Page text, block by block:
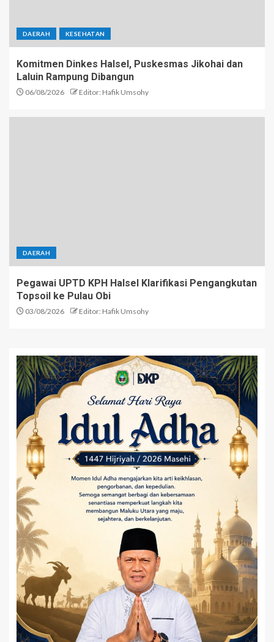
DAERAH KESEHATAN
Komitmen Dinkes Halsel, Puskesmas Jikohai dan
Laluin Rampung Dibangun
06/08/2026 Editor: Hafik Umsohy
DAERAH
Pegawai UPTD KPH Halsel Klarifikasi Pengangkutan
Topsoil ke Pulau Obi
03/08/2026 Editor: Hafik Umsohy